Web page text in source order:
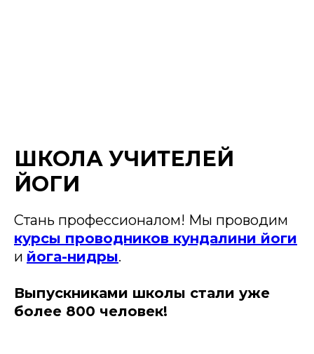
ШКОЛА УЧИТЕЛЕЙ
ЙОГИ
Стань профессионалом! Мы проводим
курсы проводников кундалини йоги
и йога-нидры.
Выпускниками школы стали уже
более 800 человек!